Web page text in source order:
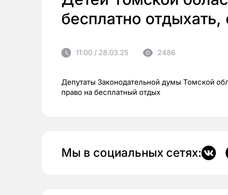
бесплатно
11:00 / 28.03.25 2486
Депутаты Законодательной думы Томской
право на бесплатный отдых
Мы в социальных сетях: